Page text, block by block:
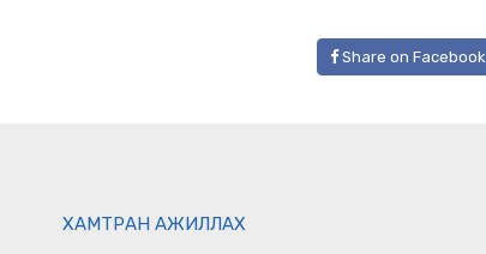
Share on Facebook
ХАМТРАН АЖИЛЛАХ